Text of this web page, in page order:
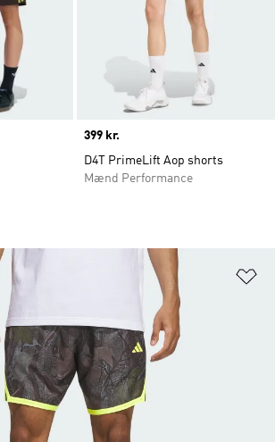
Price
399 kr.
D4T PrimeLift Aop shorts
Mænd Performance